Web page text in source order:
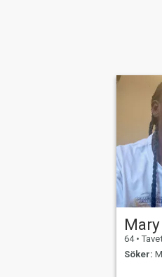
Mary
64 •
Söker: